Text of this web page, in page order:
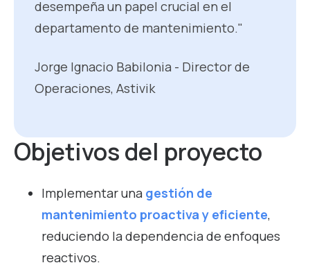
desempeña un papel crucial en el
departamento de mantenimiento."
Jorge Ignacio Babilonia - Director de
Operaciones, Astivik
Objetivos del proyecto
Implementar una gestión de
mantenimiento proactiva y eficiente,
reduciendo la dependencia de enfoques
reactivos.